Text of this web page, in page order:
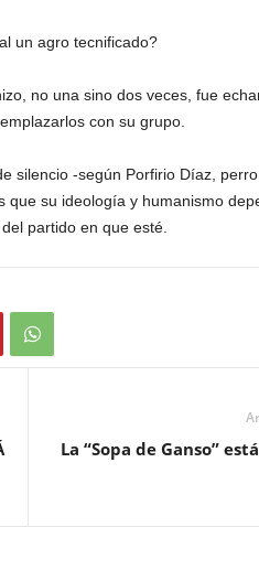
un agro tecnificado?
no una sino dos veces, fue
con su grupo.
silencio -según Porfirio Díaz,
su ideología y humanismo
partido en que esté.
La “Sopa de Ganso”